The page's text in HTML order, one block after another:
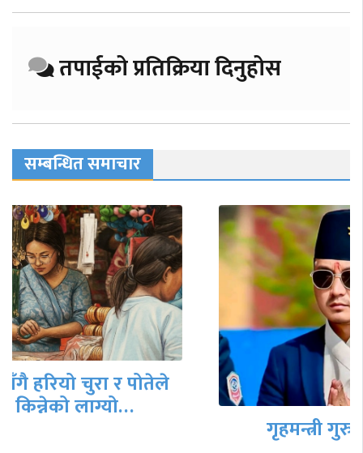
तपाईको प्रतिक्रिया दिनुहोस
सम्बन्धित समाचार
गृहमन्त्री गुरुङले दिए राजीनामा